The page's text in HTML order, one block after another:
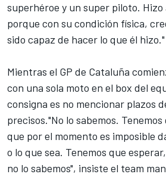
superhéroe y un super piloto. Hizo
porque con su condición física,
sido capaz de hacer lo que él hizo."
Mientras el GP de Cataluña
con una sola moto en el box del
consigna es no mencionar plazos
precisos."No lo sabemos.
que por el momento es imposible
o lo que sea. Tenemos que
no lo sabemos", insiste el team